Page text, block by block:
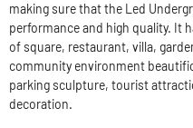
making sure that the Led
performance and high quality. It
of square, restaurant, villa,
community environment
parking sculpture, tourist
decoration.